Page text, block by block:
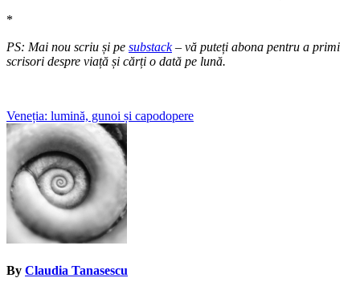
*
PS: Mai nou scriu și pe substack– vă puteți abona pentru a primi
scrisori despre viață și cărți o dată pe lună.
Post
navigation
Veneția: lumină, gunoi și capodopere
By Claudia Tanasescu